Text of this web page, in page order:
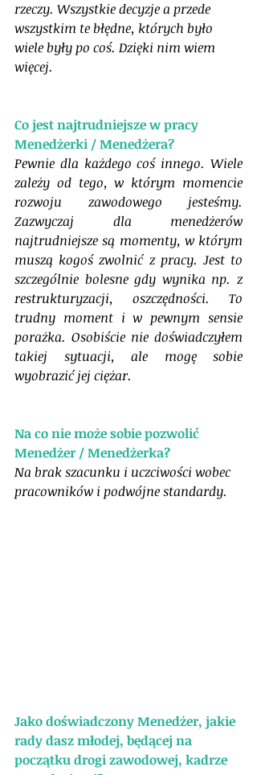
rzeczy. Wszystkie decyzje a przede
wszystkim te błędne, których było
wiele były po coś. Dzięki nim wiem
więcej.
Co jest najtrudniejsze w pracy
Menedżerki / Menedżera?
Pewnie dla każdego coś innego. Wiele
zależy od tego, w którym momencie
rozwoju zawodowego jesteśmy.
Zazwyczaj dla menedżerów
najtrudniejsze są momenty, w którym
muszą kogoś zwolnić z pracy. Jest to
szczególnie bolesne gdy wynika np. z
restrukturyzacji, oszczędności. To
trudny moment i w pewnym sensie
porażka. Osobiście nie doświadczyłem
takiej sytuacji, ale mogę sobie
wyobrazić jej ciężar.
Na co nie może sobie pozwolić
Menedżer / Menedżerka?
Na brak szacunku i uczciwości wobec
pracowników i podwójne standardy.
Jako doświadczony Menedżer, jakie
rady dasz młodej, będącej na
początku drogi zawodowej, kadrze